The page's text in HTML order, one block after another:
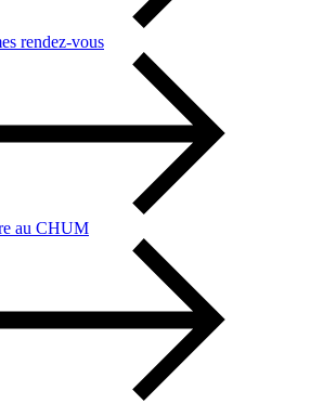
rendez-vous
au CHUM